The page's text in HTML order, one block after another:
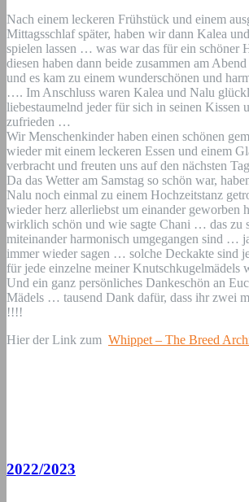
Nach einem leckeren Frühstück und einem
Mittagsschlaf später, haben wir dann Kalea
spielen lassen … was war das für ein schöner
diesen haben dann beide zusammen am
und es kam zu einem wunderschönen und
…. Im Anschluss waren Kalea und Nalu
liebestaumelnd jeder für sich in seinen Kissen
zufrieden …
Wir Menschenkinder haben einen schönen
wieder mit einem leckeren Essen und einem
verbracht und freuten uns auf den nächsten
Da das Wetter am Samstag so schön war,
Nalu noch einmal zu einem Hochzeitstanz
wieder herz allerliebst um einander geworben
wirklich schön und wie sagte Chani … das zu
miteinander harmonisch umgegangen sind …
immer wieder sagen … solche Deckakte sind
für jede einzelne meiner Knutschkugelmädels
Und ein ganz persönliches Dankeschön an
Mädels … tausend Dank dafür, dass ihr zwei
!!!!
Hier der Link zum Whippet – The Breed
2022/2023